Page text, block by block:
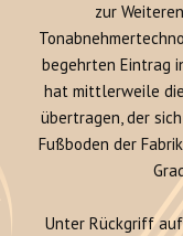
zur
begehrten Eintrag
hat mittlerweile
übertragen, der
Fußboden der
Unter Rückgriff